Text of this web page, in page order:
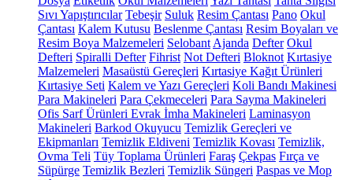
Sıvı Yapıştırıcılar Tebeşir Suluk Resim Çantası Pano Okul
Çantası Kalem Kutusu Beslenme Çantası Resim Boyaları ve
Resim Boya Malzemeleri Selobant Ajanda Defter Okul
Defteri Spiralli Defter Fihrist Not Defteri Bloknot Kırtasiye
Malzemeleri Masaüstü Gereçleri Kırtasiye Kağıt Ürünleri
Kırtasiye Seti Kalem ve Yazı Gereçleri Koli Bandı Makinesi
Para Makineleri Para Çekmeceleri Para Sayma Makineleri
Ofis Sarf Ürünleri Evrak İmha Makineleri Laminasyon
Makineleri Barkod Okuyucu Temizlik Gereçleri ve
Ekipmanları Temizlik Eldiveni Temizlik Kovası Temizlik,
Ovma Teli Tüy Toplama Ürünleri Faraş Çekpas Fırça ve
Süpürge Temizlik Bezleri Temizlik Süngeri Paspas ve Mop